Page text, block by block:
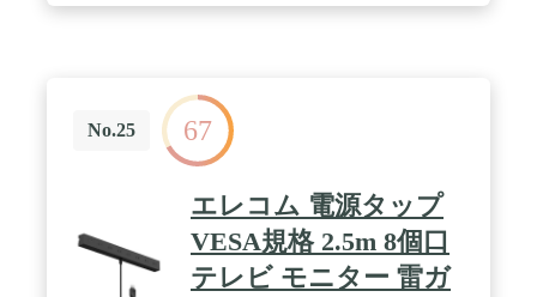
No.25 67
エレコム 電源タップ
VESA規格 2.5m 8個口
テレビ モニター 雷ガ